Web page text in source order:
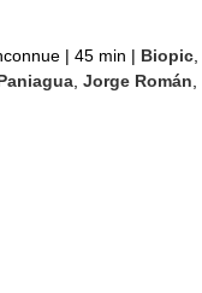
| 45 min | Biopic,
, Jorge Román